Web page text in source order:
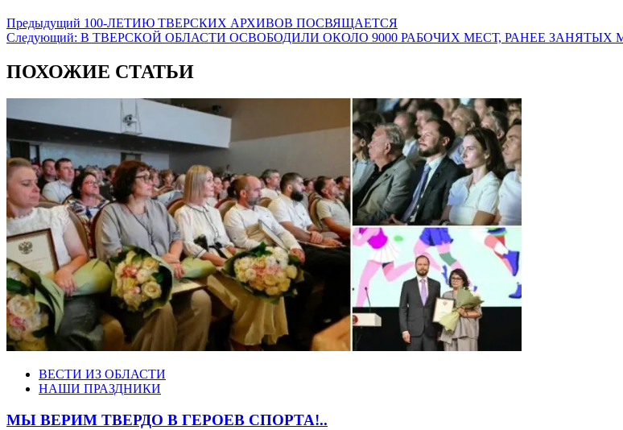
Предыдущий 100-ЛЕТИЮ ТВЕРСКИХ АРХИВОВ ПОСВЯЩАЕТСЯ
Следующий: В ТВЕРСКОЙ ОБЛАСТИ ОСВОБОДИЛИ ОКОЛО 9000 РАБОЧИХ МЕСТ, РАНЕЕ ЗАНЯТЫХ
ПОХОЖИЕ СТАТЬИ
ВЕСТИ ИЗ ОБЛАСТИ
НАШИ ПРАЗДНИКИ
МЫ ВЕРИМ ТВЕРДО В ГЕРОЕВ СПОРТА!..